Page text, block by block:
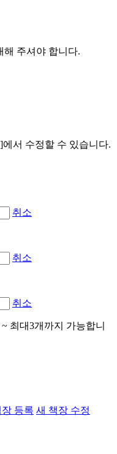
해 주셔야 합니다.
서 수정할 수 있습니다.
취소
취소
취소
최대3개까지 가능합니
등록 새 책장 수정